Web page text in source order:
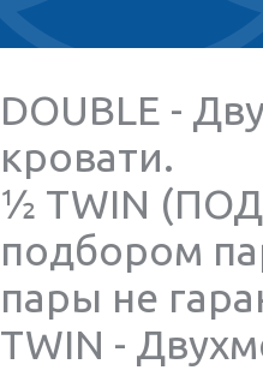
DOUBLE -
кровати.
½ TWIN
подбором
пары не
TWIN -